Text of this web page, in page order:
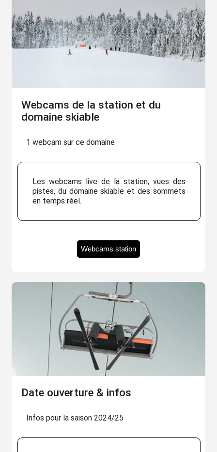
Webcams de la station et du
domaine skiable
1 webcam sur ce domaine
Les webcams live de la station, vues des
pistes, du domaine skiable et des sommets
en temps réel.
Webcams station
Date ouverture & infos
Infos pour la saison 2024/25